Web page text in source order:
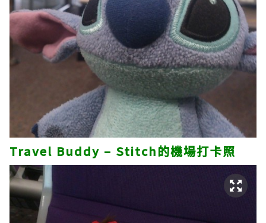
Travel Buddy – Stitch的機場打卡照